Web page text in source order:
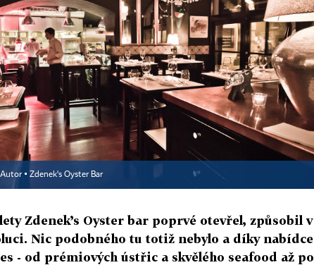
Autor ▪ Zdenek's Oyster Bar
Zdenek’s Oyster bar poprvé otevřel, způsobil v
Nic podobného tu totiž nebylo a díky nabídce
- od prémiových ústřic a skvělého seafood až po